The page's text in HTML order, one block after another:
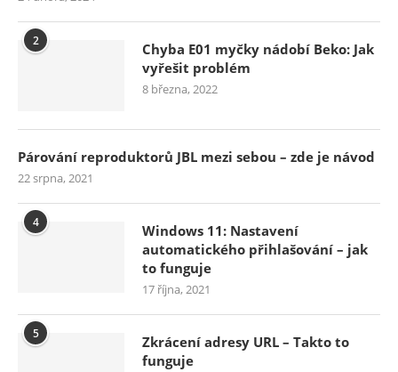
2
Chyba E01 myčky nádobí Beko: Jak
vyřešit problém
8 března, 2022
Párování reproduktorů JBL mezi sebou – zde je návod
22 srpna, 2021
4
Windows 11: Nastavení
automatického přihlašování – jak
to funguje
17 října, 2021
5
Zkrácení adresy URL – Takto to
funguje